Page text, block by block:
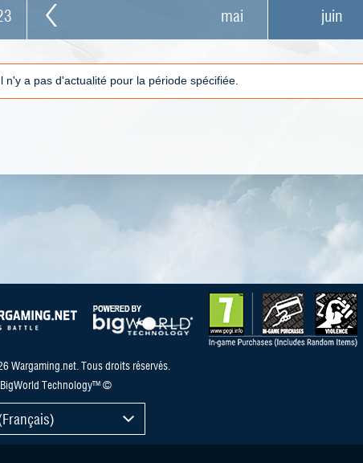
mai juin
n'y a pas d'actualité pour la période spécifiée.
Wargaming.net. Tous droits réservés.
Technology™ ©